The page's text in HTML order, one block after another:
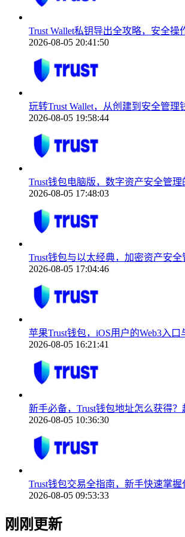
Trust Wallet私钥导出全攻略，安全操
2026-08-05 20:41:50
玩转Trust Wallet，从创建到安全管理
2026-08-05 19:58:44
Trust钱包电脑版，数字资产安全管
2026-08-05 17:48:03
Trust钱包与以太经典，加密资产安
2026-08-05 17:04:46
苹果Trust钱包，iOS用户的Web3入
2026-08-05 16:21:41
新手必备，Trust钱包地址怎么获得
2026-08-05 10:36:30
Trust钱包交易全指南，新手快速掌
2026-08-05 09:53:33
刚刚更新